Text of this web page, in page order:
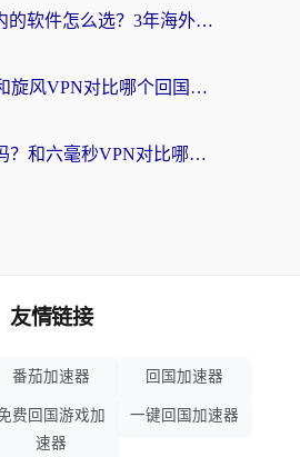
国外穿越回国内的软件怎么选？3年海外党亲测实用指南，告别地域限制
ChickCN VPN和旋风VPN对比哪个回国效果更好？海外党实测回国内网神器指南
斧牛VPN好用吗？和六毫秒VPN对比哪个回国效果更好？海外党亲测实用指南
友情链接
番茄加速器 回国加速器
费回国游戏加
速器
一键回国加速器